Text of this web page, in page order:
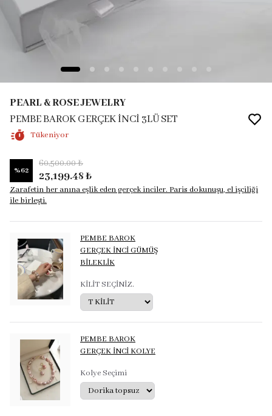
PEARL & ROSE JEWELRY
PEMBE BAROK GERÇEK İNCİ 3LÜ SET
Tükeniyor
%62
60,500.00 ₺
23,199.48 ₺
Zarafetin her anına eşlik eden gerçek inciler. Paris dokunuşu, el işçiliği
ile birleşti.
PEMBE BAROK
GERÇEK İNCİ GÜMÜŞ
BİLEKLİK
KİLİT SEÇİNİZ.
PEMBE BAROK
GERÇEK İNCİ KOLYE
Kolye Seçimi